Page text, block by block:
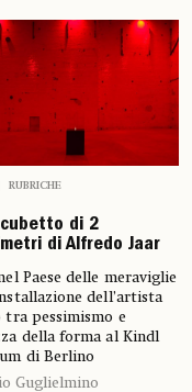
RUBRICHE
cubetto di 2
di Alfredo Jaar
Paese delle meraviglie
dell’artista
tra pessimismo e
della forma al Kindl
di Berlino
Guglielmino